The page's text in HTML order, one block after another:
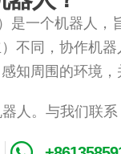
是一个机器人，
）不同，协作机
知周围的环境，
人。与我们联